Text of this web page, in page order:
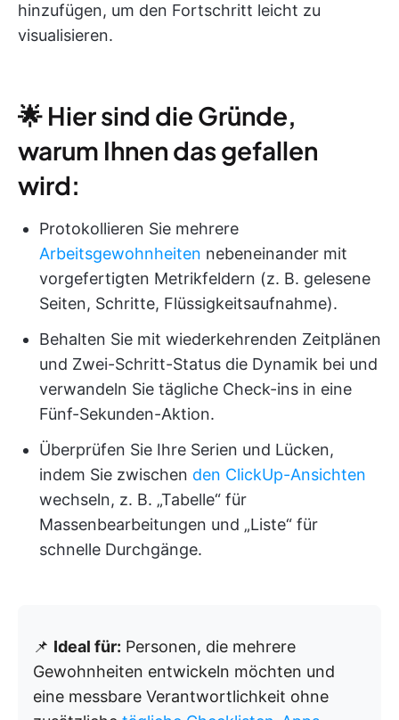
hinzufügen, um den Fortschritt leicht zu
visualisieren.
🌟 Hier sind die Gründe,
warum Ihnen das gefallen
wird:
Protokollieren Sie mehrere
Arbeitsgewohnheiten nebeneinander mit
vorgefertigten Metrikfeldern (z. B. gelesene
Seiten, Schritte, Flüssigkeitsaufnahme).
Behalten Sie mit wiederkehrenden Zeitplänen
und Zwei-Schritt-Status die Dynamik bei und
verwandeln Sie tägliche Check-ins in eine
Fünf-Sekunden-Aktion.
Überprüfen Sie Ihre Serien und Lücken,
indem Sie zwischen den ClickUp-Ansichten
wechseln, z. B. „Tabelle“ für
Massenbearbeitungen und „Liste“ für
schnelle Durchgänge.
📌 Ideal für: Personen, die mehrere
Gewohnheiten entwickeln möchten und
eine messbare Verantwortlichkeit ohne